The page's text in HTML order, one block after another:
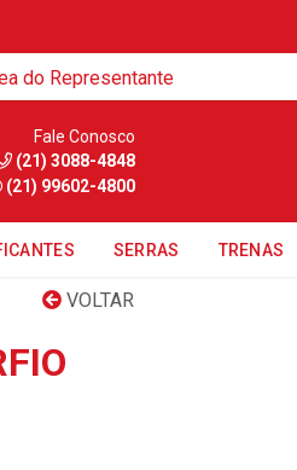
do Representante
Fale Conosco
(21) 3088-4848
(21) 99602-4800
SERRAS TRENAS
VOLTAR